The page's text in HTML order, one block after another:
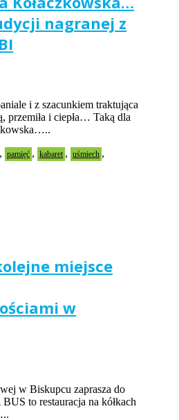
nagranej z
i z szacunkiem traktująca
przemiła i ciepła… Taką dla
, pamięć , kabaret , uśmiech ,
miejsce
w
w Biskupcu zaprasza do
to restauracja na kółkach